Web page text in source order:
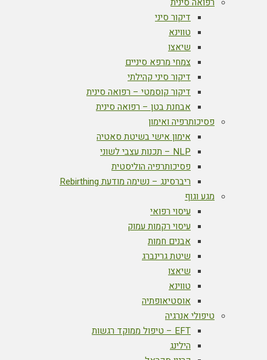
דיקור סיני
טווינא
שיאצו
צמחי מרפא סיניים
דיקור סיני קהילתי
דיקור קוסמטי – רפואה סינית
אבחנת בטן – רפואה סינית
פסיכותרפיה ואימון
אימון אישי בשיטת סאטיה
NLP – תכנות עצבי לשוני
פסיכותרפיה הוליסטית
ריברסינג – נשימה מודעת Rebirthing
מגע וגוף
עיסוי רפואי
עיסוי רקמות עמוק
אבנים חמות
שיטת גרינברג
שיאצו
טווינא
אוסטיאופתיה
טיפולי אנרגיה
EFT – טיפול ממוקד רגשות
הילינג